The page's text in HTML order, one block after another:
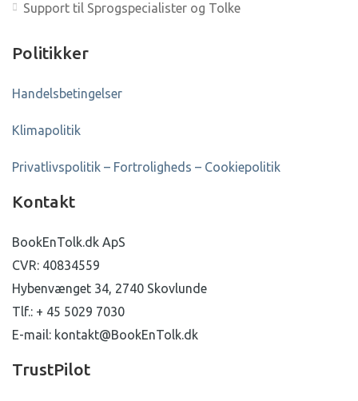
Support til Sprogspecialister og Tolke
Politikker
Handelsbetingelser
Klimapolitik
Privatlivspolitik – Fortroligheds – Cookiepolitik
Kontakt
BookEnTolk.dk ApS
CVR: 40834559
Hybenvænget 34, 2740 Skovlunde
Tlf.: + 45 5029 7030
E-mail: kontakt@BookEnTolk.dk
TrustPilot